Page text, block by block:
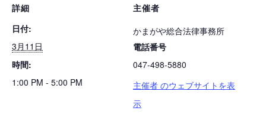
詳細
日付:
3月11日
時間:
1:00 PM - 5:00 PM
主催者
かまがや総合法律事務所
電話番号
047-498-5880
主催者 のウェブサイトを表
示